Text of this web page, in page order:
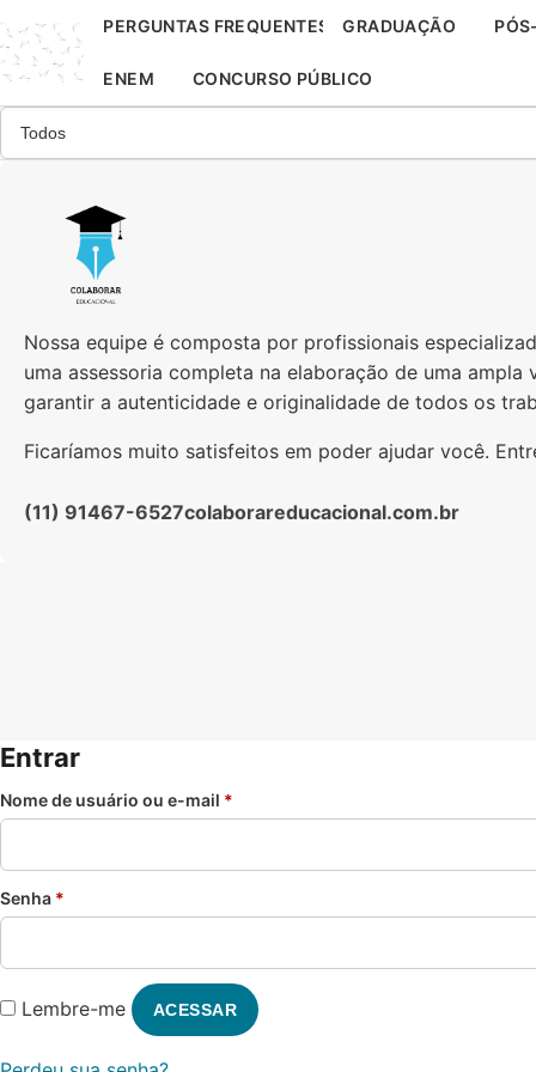
to
content
PERGUNTAS FREQUENTES GRADUAÇÃO
ENEM CONCURSO PÚBLICO
Nossa equipe é composta por profissionais
uma assessoria completa na elaboração de uma
garantir a autenticidade e originalidade de todos os
Ficaríamos muito satisfeitos em poder ajudar você.
(11) 91467-6527colaborareducacional.com.br
Entrar
Nome de usuário ou e-mail *
Senha *
Lembre-me ACESSAR